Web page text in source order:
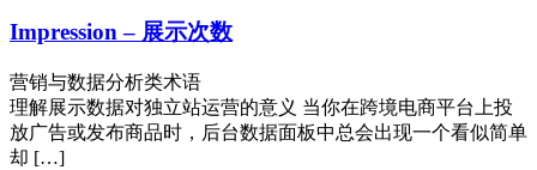
Impression – 展示次数
营销与数据分析类术语
理解展示数据对独立站运营的意义 当你在跨境电商平台上投
放广告或发布商品时，后台数据面板中总会出现一个看似简单
却 […]